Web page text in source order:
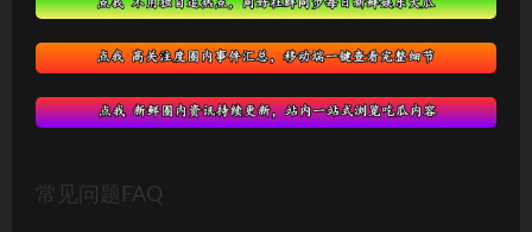
常见问题FAQ